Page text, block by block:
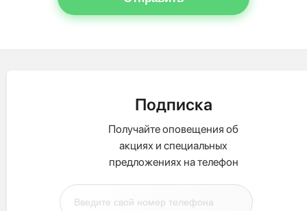
Подписка
Получайте оповещения об
акциях и специальных
предложениях на телефон